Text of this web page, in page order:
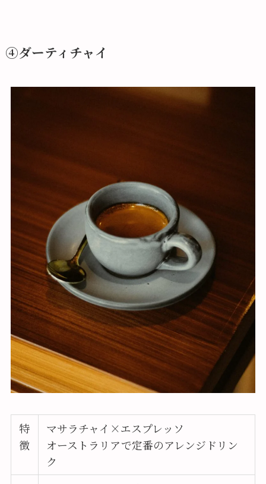
④ダーティチャイ
特
徴
マサラチャイ×エスプレッソ
オーストラリアで定番のアレンジドリン
ク